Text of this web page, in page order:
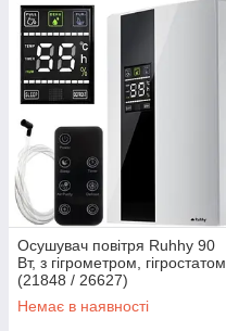
Осушувач повітря Ruhhy 90
Вт, з гігрометром, гігростатом
(21848 / 26627)
Немає в наявності